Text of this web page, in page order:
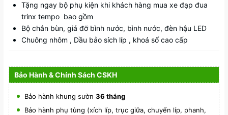
Tặng ngay bộ phụ kiện khi khách hàng mua xe đạp đua
trinx tempo bao gồm
Bộ chắn bùn, giá đỡ bình nước, bình nước, đèn hậu LED
Chuông nhôm , Dầu bảo sích líp , khoá số cao cấp
Bảo Hành & Chính Sách CSKH
Bảo hành khung sườn 36 tháng
Bảo hành phụ tùng (xích líp, trục giữa, chuyển líp, phanh,